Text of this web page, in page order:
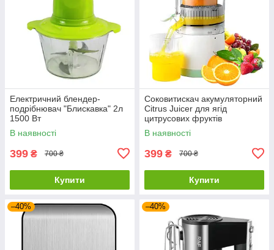
Електричний блендер-
подрібнювач "Блискавка" 2л
1500 Вт
В наявності
399 ₴ 700 ₴
Купити
Соковитискач акумуляторний
Citrus Juicer для ягід
цитрусових фруктів
В наявності
399 ₴ 700 ₴
Купити
–40% –40%